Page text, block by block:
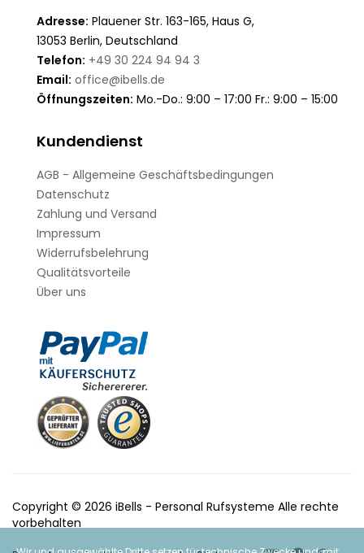
Adresse: Plauener Str. 163-165, Haus G,
13053 Berlin, Deutschland
Telefon: +49 30 224 94 94 3
Email: office@ibells.de
Öffnungszeiten: Mo.-Do.: 9:00 – 17:00 Fr.: 9:00 – 15:00
Kundendienst
AGB - Allgemeine Geschäftsbedingungen
Datenschutz
Zahlung und Versand
Impressum
Widerrufsbelehrung
Qualitätsvorteile
Über uns
Copyright © 2026 iBells - Personal Rufsysteme Alle rechte
vorbehalten